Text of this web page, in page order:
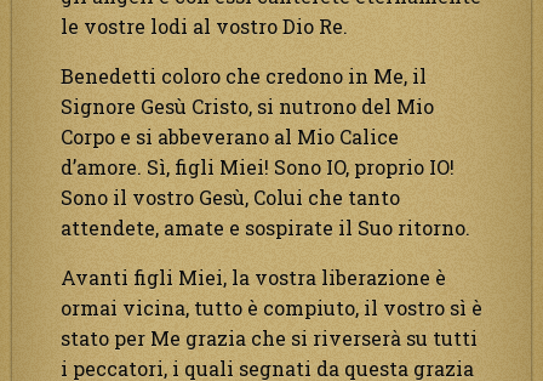
le vostre lodi al vostro Dio Re.
Benedetti coloro che credono in Me, il
Signore Gesù Cristo, si nutrono del Mio
Corpo e si abbeverano al Mio Calice
d’amore. Sì, figli Miei! Sono IO, proprio IO!
Sono il vostro Gesù, Colui che tanto
attendete, amate e sospirate il Suo ritorno.
Avanti figli Miei, la vostra liberazione è
ormai vicina, tutto è compiuto, il vostro sì è
stato per Me grazia che si riverserà su tutti
i peccatori, i quali segnati da questa grazia